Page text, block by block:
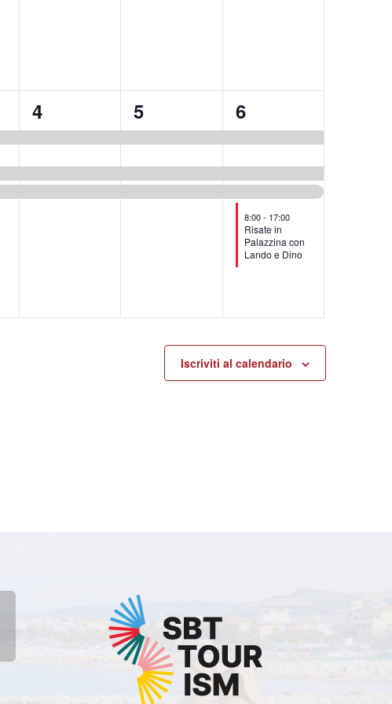
3
eventi,
4
3
eventi,
5
4
eventi,
6
8:00- 17:00
Risate in
Palazzina con
Lando e Dino
Iscriviti al calendario